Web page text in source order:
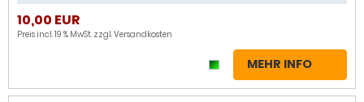
10,00 EUR
Preis incl. 19 % MwSt. zzgl.Versandkosten
MEHR INFO